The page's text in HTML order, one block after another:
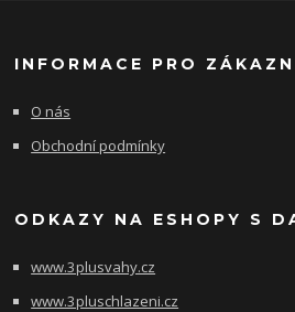
INFORMACE PRO
O nás
Obchodní podmínky
ODKAZY NA ESHOPY S
www.3plusvahy.cz
www.3pluschlazeni.cz